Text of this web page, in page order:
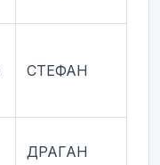
СТЕФАН
ДРАГАН